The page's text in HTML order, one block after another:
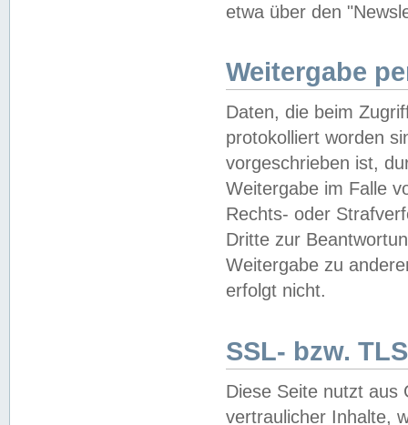
etwa über den
Weitergabe
Daten, die beim
protokolliert worden
vorgeschrieben ist,
Weitergabe im Falle
Rechts- oder
Dritte zur
Weitergabe zu
erfolgt nicht.
SSL- bzw.
Diese Seite nutzt aus
vertraulicher Inhalte,